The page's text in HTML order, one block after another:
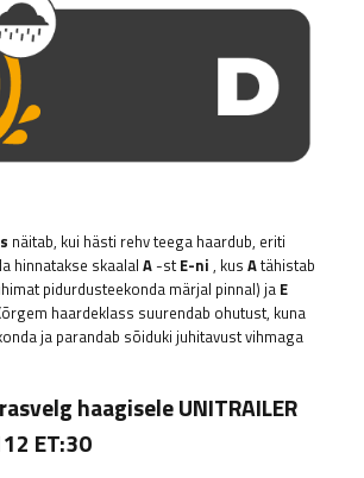
näitab, kui hästi rehv teega haardub, eriti
hinnatakse skaalal A -stE-ni , kus Atähistab
pidurdusteekonda märjal pinnal) ja E
haardeklass suurendab ohutust, kuna
ja parandab sõiduki juhitavust vihmaga
haagisele UNITRAILER
ET:30